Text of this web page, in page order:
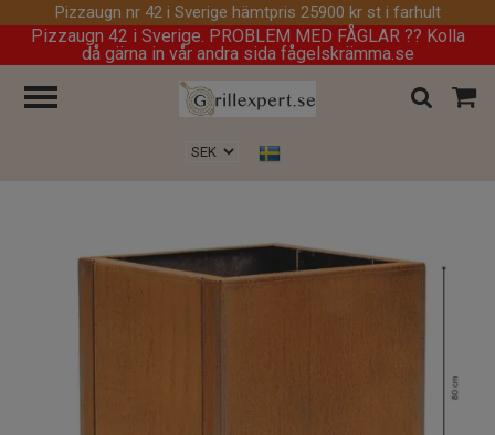
Pizzaugn nr 42 i Sverige hämtpris 25900 kr st i farhult
Pizzaugn 42 i Sverige. PROBLEM MED FÅGLAR ?? Kolla
då gärna in vår andra sida fågelskrämma.se